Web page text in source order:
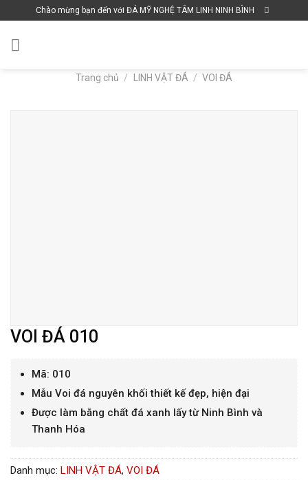
to
content
Chào mừng bạn đến với ĐÁ MỸ NGHỆ TÂM LINH NINH BÌNH
Trang chủ / LINH VẬT ĐÁ / VOI ĐÁ
VOI ĐÁ 010
Mã: 010
Mẫu Voi đá nguyên khối thiết kế đẹp, hiện đại
Được làm bằng chất đá xanh lấy từ Ninh Bình và
Thanh Hóa
Danh mục: LINH VẬT ĐÁ, VOI ĐÁ